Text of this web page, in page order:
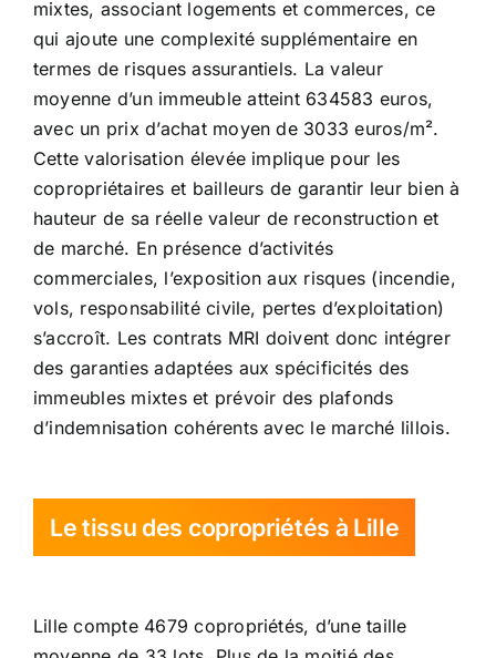
mixtes, associant logements et commerces, ce
qui ajoute une complexité supplémentaire en
termes de risques assurantiels. La valeur
moyenne d’un immeuble atteint 634583 euros,
avec un prix d’achat moyen de 3033 euros/m².
Cette valorisation élevée implique pour les
copropriétaires et bailleurs de garantir leur bien à
hauteur de sa réelle valeur de reconstruction et
de marché. En présence d’activités
commerciales, l’exposition aux risques (incendie,
vols, responsabilité civile, pertes d’exploitation)
s’accroît. Les contrats MRI doivent donc intégrer
des garanties adaptées aux spécificités des
immeubles mixtes et prévoir des plafonds
d’indemnisation cohérents avec le marché lillois.
Le tissu des copropriétés à Lille
Lille compte 4679 copropriétés, d’une taille